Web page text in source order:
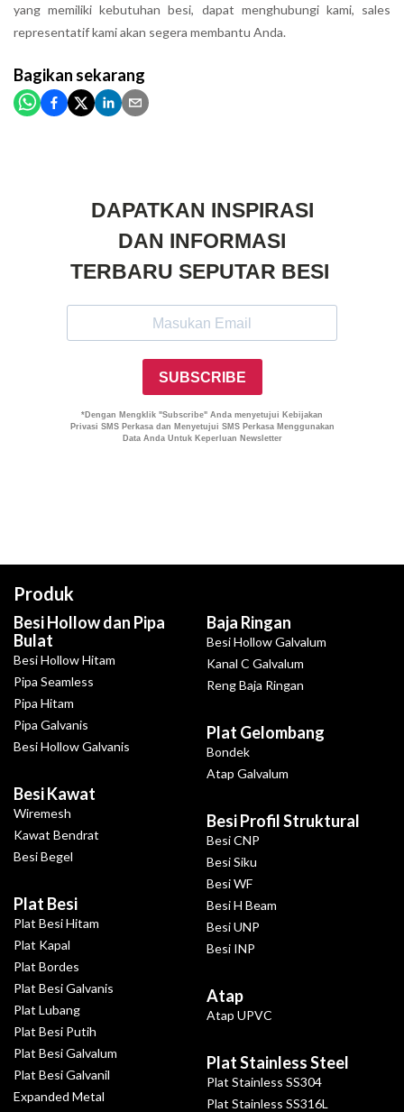
yang memiliki kebutuhan besi, dapat menghubungi kami, sales
representatif kami akan segera membantu Anda.
Bagikan sekarang
Produk
Besi Hollow dan Pipa
Bulat
Besi Hollow Hitam
Pipa Seamless
Pipa Hitam
Pipa Galvanis
Besi Hollow Galvanis
Besi Kawat
Wiremesh
Kawat Bendrat
Besi Begel
Plat Besi
Plat Besi Hitam
Plat Kapal
Plat Bordes
Plat Besi Galvanis
Plat Lubang
Plat Besi Putih
Plat Besi Galvalum
Plat Besi Galvanil
Expanded Metal
Baja Ringan
Besi Hollow Galvalum
Kanal C Galvalum
Reng Baja Ringan
Plat Gelombang
Bondek
Atap Galvalum
Besi Profil Struktural
Besi CNP
Besi Siku
Besi WF
Besi H Beam
Besi UNP
Besi INP
Atap
Atap UPVC
Plat Stainless Steel
Plat Stainless SS304
Plat Stainless SS316L